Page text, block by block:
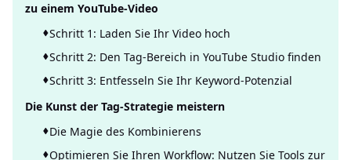
zu einem YouTube-Video
Schritt 1: Laden Sie Ihr Video hoch
Schritt 2: Den Tag-Bereich in YouTube Studio finden
Schritt 3: Entfesseln Sie Ihr Keyword-Potenzial
Die Kunst der Tag-Strategie meistern
Die Magie des Kombinierens
Optimieren Sie Ihren Workflow: Nutzen Sie Tools zur